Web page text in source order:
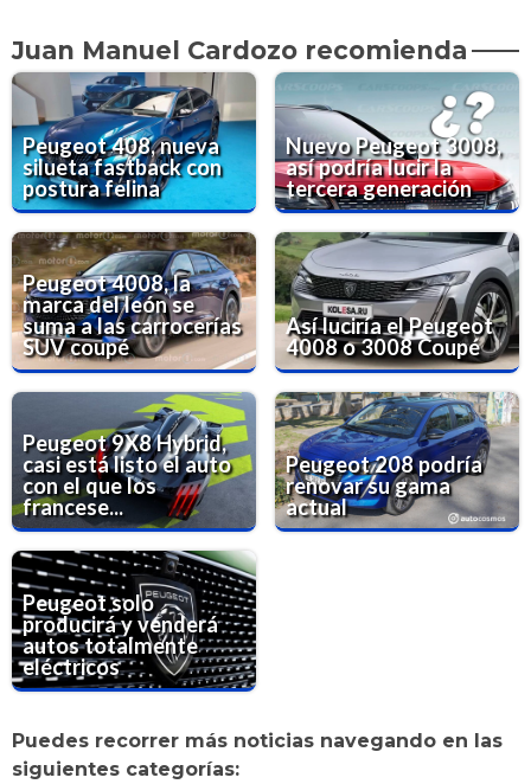
Juan Manuel Cardozo recomienda
Peugeot 408, nueva
silueta fastback con
postura felina
Nuevo Peugeot 3008,
así podría lucir la
tercera generación
Peugeot 4008, la
marca del león se
suma a las carrocerías
SUV coupé
Así luciría el Peugeot
4008 o 3008 Coupé
Peugeot 9X8 Hybrid,
casi está listo el auto
con el que los
francese...
Peugeot 208 podría
renovar su gama
actual
Peugeot solo
producirá y venderá
autos totalmente
eléctricos
Puedes recorrer más noticias navegando en las
siguientes categorías: